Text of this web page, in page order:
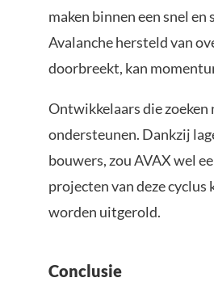
maken binnen een snel
Avalanche hersteld van
doorbreekt, kan
Ontwikkelaars die
ondersteunen. Dankzij
bouwers, zou AVAX wel
projecten van deze
worden uitgerold.
Conclusie